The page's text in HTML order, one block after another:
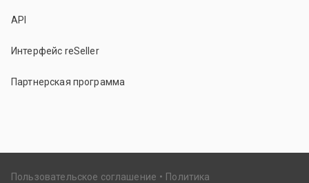
API
Интерфейс reSeller
Партнерская программа
Пользовательское соглашение Политика